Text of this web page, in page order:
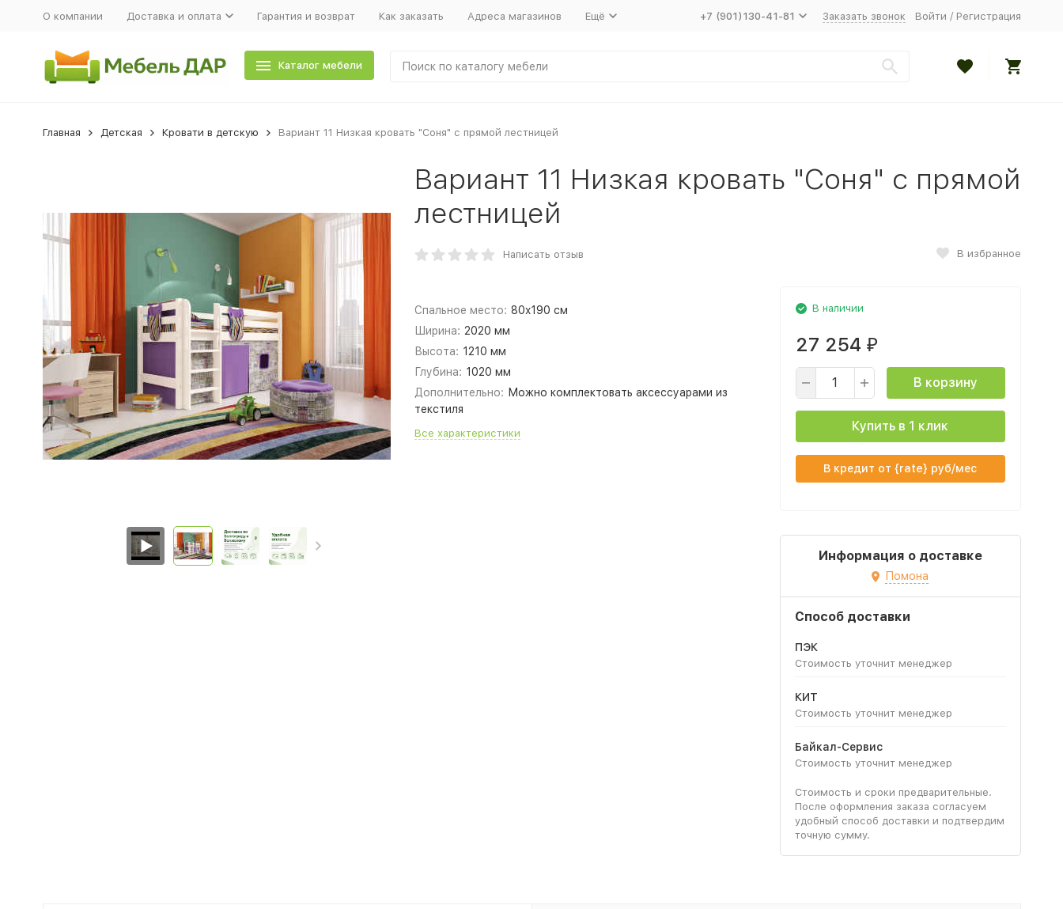
О компании Доставка и оплата Гарантия и возврат Как заказать Адреса магазинов Ещё +7 (901)130-41-81 Заказать звонок Войти / Регистрация
Каталог мебели
Главная Детская Кровати в детскую Вариант 11 Низкая кровать "Соня" с прямой лестницей
Вариант 11 Низкая кровать "Соня" с прямой
лестницей
Написать отзыв В избранное
Спальное место: 80x190 см
Ширина: 2020 мм
Высота: 1210 мм
Глубина: 1020 мм
Дополнительно: Можно комплектовать аксессуарами из
текстиля
Все характеристики
В наличии
27 254 ₽
В корзину
Купить в 1 клик
В кредит от {rate} руб/мес
Информация о доставке
Помона
Способ доставки
ПЭК
Стоимость уточнит менеджер
КИТ
Стоимость уточнит менеджер
Байкал-Сервис
Стоимость уточнит менеджер
Стоимость и сроки предварительные.
После оформления заказа согласуем
удобный способ доставки и подтвердим
точную сумму.